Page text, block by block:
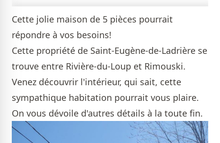
Cette jolie maison de 5 pièces pourrait
répondre à vos besoins!
Cette propriété de Saint-Eugène-de-Ladrière se
trouve entre Rivière-du-Loup et Rimouski.
Venez découvrir l'intérieur, qui sait, cette
sympathique habitation pourrait vous plaire.
On vous dévoile d'autres détails à la toute fin.